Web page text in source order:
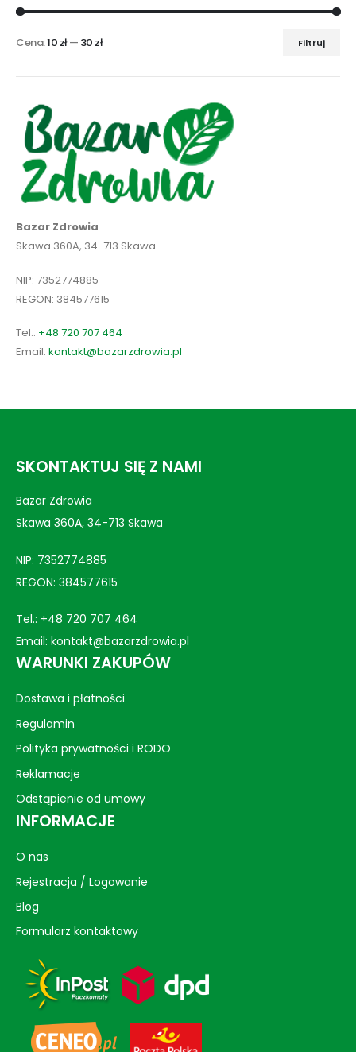
Filtruj
Cena:10 zł— 30 zł
Bazar Zdrowia
Skawa 360A, 34-713 Skawa
NIP: 7352774885
REGON: 384577615
Tel.: +48 720 707 464
Email: kontakt@bazarzdrowia.pl
SKONTAKTUJ SIĘ Z NAMI
Bazar Zdrowia
Skawa 360A, 34-713 Skawa
NIP: 7352774885
REGON: 384577615
Tel.: +48 720 707 464
Email: kontakt@bazarzdrowia.pl
WARUNKI ZAKUPÓW
Dostawa i płatności
Regulamin
Polityka prywatności i RODO
Reklamacje
Odstąpienie od umowy
INFORMACJE
O nas
Rejestracja / Logowanie
Blog
Formularz kontaktowy